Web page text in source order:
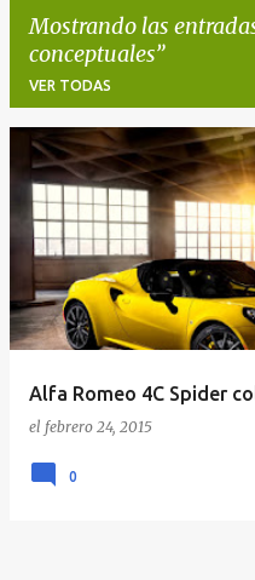
Mostrando las
conceptuales
VER TODAS
E
t
a
d
Alfa Romeo 4C Spider
el febrero 24, 2015
0